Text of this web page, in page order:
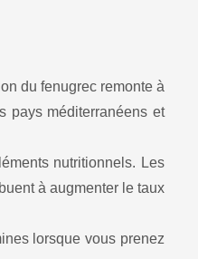
du fenugrec remonte à
pays méditerranéens et
nutritionnels. Les
à augmenter le taux
lorsque vous prenez